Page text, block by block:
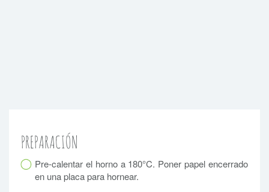
PREPARACIÓN
Pre-calentar el horno a 180°C. Poner papel encerrado
en una placa para hornear.